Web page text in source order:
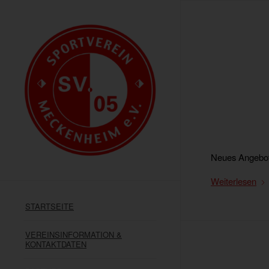
STARTSEITE
VEREINSINFORMATION &
KONTAKTDATEN
Neues
Weiterlesen